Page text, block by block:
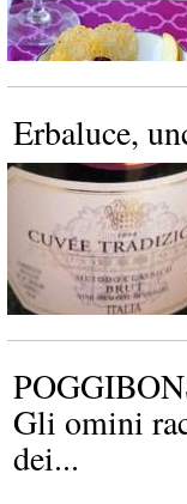
Erbaluce,
Gli omini
dei...